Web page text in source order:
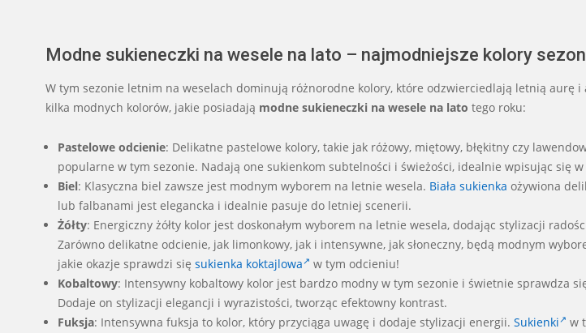
Modne sukieneczki na wesele na lato – najmodniejsze kolory
W tym sezonie letnim na weselach dominują różnorodne kolory, które odzwierciedlają letnią aurę
kilka modnych kolorów, jakie posiadają modne sukieneczki na wesele na lato tego roku:
Pastelowe odcienie: Delikatne pastelowe kolory, takie jak różowy, miętowy, błękitny czy
popularne w tym sezonie. Nadają one sukienkom subtelności i świeżości, idealnie wpisując się
Biel: Klasyczna biel zawsze jest modnym wyborem na letnie wesela. Biała sukienka ożywiona
lub falbanami jest elegancka i idealnie pasuje do letniej scenerii.
Żółty: Energiczny żółty kolor jest doskonałym wyborem na letnie wesela, dodając stylizacji
Zarówno delikatne odcienie, jak limonkowy, jak i intensywne, jak słoneczny, będą modnym
jakie okazje sprawdzi się sukienka koktajlowa
w tym odcieniu!
Kobaltowy: Intensywny kobaltowy kolor jest bardzo modny w tym sezonie i świetnie sprawdza
Dodaje on stylizacji elegancji i wyrazistości, tworząc efektowny kontrast.
Fuksja: Intensywna fuksja to kolor, który przyciąga uwagę i dodaje stylizacji energii. Sukienki
w